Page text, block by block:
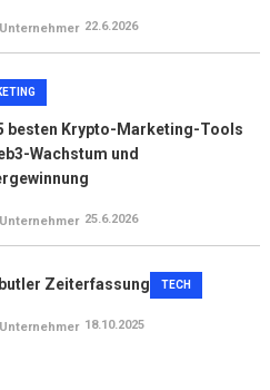
22.6.2026
besten Krypto-Marketing-Tools
Wachstum und
25.6.2026
TECH
Zeiterfassung
18.10.2025